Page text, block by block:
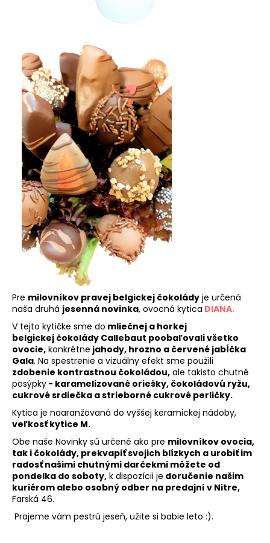
Pre milovníkov pravej belgickej čokolády je určená
naša druhá jesenná novinka, ovocná kytica DIANA.
V tejto kytičke sme do mliečnej a horkej
belgickej čokolády Callebaut poobaľovali všetko
ovocie, konkrétne jahody, hrozno a červené jabĺčka
Gala. Na spestrenie a vizuálny efekt sme použili
zdobenie kontrastnou čokoládou, ale takisto chutné
posýpky - karamelizované oriešky, čokoládovú ryžu,
cukrové srdiečka a strieborné cukrové perličky.
Kytica je naaranžovaná do vyššej keramickej nádoby,
veľkosť kytice M.
Obe naše Novinky sú určené ako pre milovníkov ovocia,
tak i čokolády, prekvapiť svojich blízkych a urobiť im
radosť našimi chutnými darčekmi môžete od
pondelka do soboty, k dispozícii je doručenie našim
kuriérom alebo osobný odber na predajni v Nitre,
Farská 46.
Prajeme vám pestrú jeseň, užite si babie leto :).